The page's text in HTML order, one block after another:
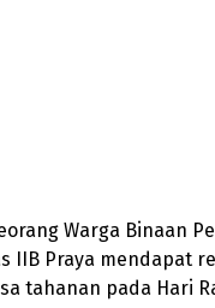
Warga Binaan
IIB Praya mendapat
tahanan pada Hari